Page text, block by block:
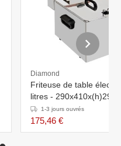
Diamond
Friteuse de table
litres -
1-3 jours ouvrés
175,46 €